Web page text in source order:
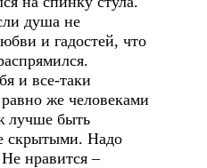
душа не
и гадостей, что
все-таки
же человеками
лучше быть
скрытыми. Надо
нравится –